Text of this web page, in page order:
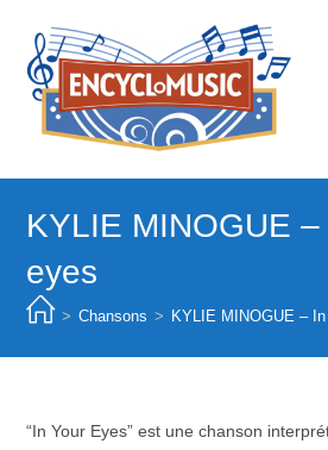
content
KYLIE MINOGUE
eyes
> Chansons > KYLIE MINOGUE –
“In Your Eyes” est une chanson